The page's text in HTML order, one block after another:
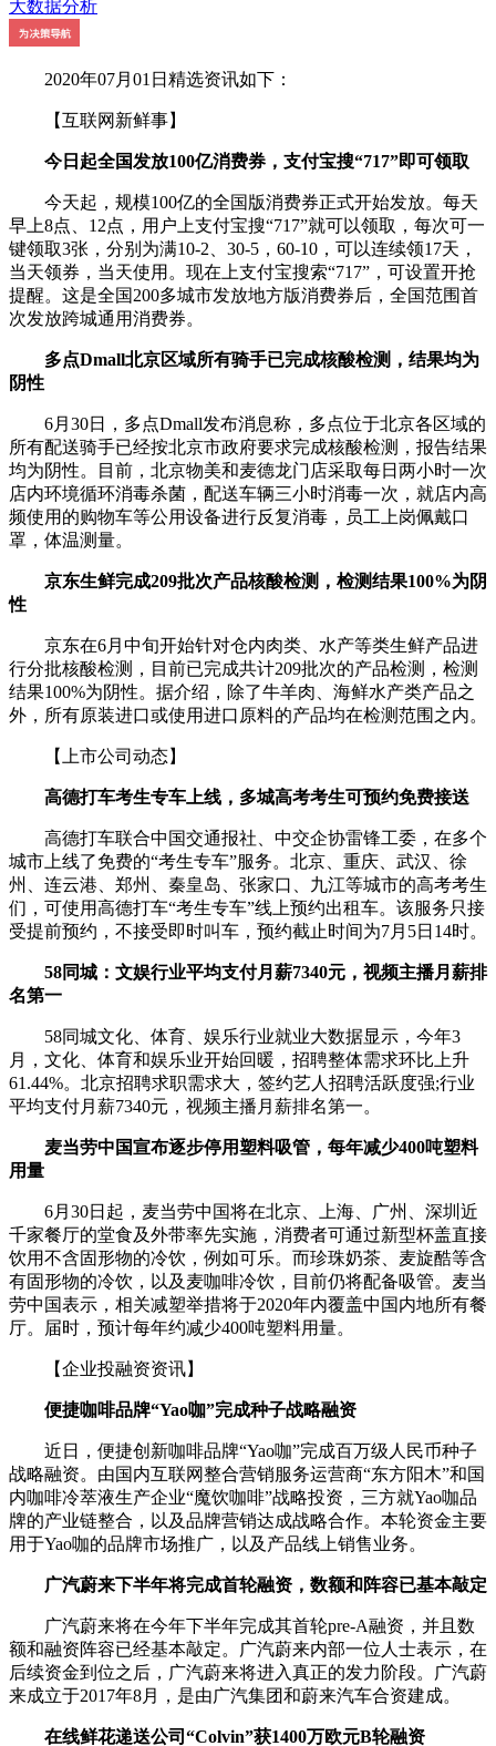
2020年07月01日精选资讯如下：
【互联网新鲜事】
今日起全国发放100亿消费券，支付宝搜“717”即可领取
今天起，规模100亿的全国版消费券正式开始发放。每天
早上8点、12点，用户上支付宝搜“717”就可以领取，每次可一
键领取3张，分别为满10-2、30-5，60-10，可以连续领17天，
当天领券，当天使用。现在上支付宝搜索“717”，可设置开抢
提醒。这是全国200多城市发放地方版消费券后，全国范围首
次发放跨城通用消费券。
多点Dmall北京区域所有骑手已完成核酸检测，结果均为
阴性
6月30日，多点Dmall发布消息称，多点位于北京各区域的
所有配送骑手已经按北京市政府要求完成核酸检测，报告结果
均为阴性。目前，北京物美和麦德龙门店采取每日两小时一次
店内环境循环消毒杀菌，配送车辆三小时消毒一次，就店内高
频使用的购物车等公用设备进行反复消毒，员工上岗佩戴口
罩，体温测量。
京东生鲜完成209批次产品核酸检测，检测结果100%为阴
性
京东在6月中旬开始针对仓内肉类、水产等类生鲜产品进
行分批核酸检测，目前已完成共计209批次的产品检测，检测
结果100%为阴性。据介绍，除了牛羊肉、海鲜水产类产品之
外，所有原装进口或使用进口原料的产品均在检测范围之内。
【上市公司动态】
高德打车考生专车上线，多城高考考生可预约免费接送
高德打车联合中国交通报社、中交企协雷锋工委，在多个
城市上线了免费的“考生专车”服务。北京、重庆、武汉、徐
州、连云港、郑州、秦皇岛、张家口、九江等城市的高考考生
们，可使用高德打车“考生专车”线上预约出租车。该服务只接
受提前预约，不接受即时叫车，预约截止时间为7月5日14时。
58同城：文娱行业平均支付月薪7340元，视频主播月薪排
名第一
58同城文化、体育、娱乐行业就业大数据显示，今年3
月，文化、体育和娱乐业开始回暖，招聘整体需求环比上升
61.44%。北京招聘求职需求大，签约艺人招聘活跃度强;行业
平均支付月薪7340元，视频主播月薪排名第一。
麦当劳中国宣布逐步停用塑料吸管，每年减少400吨塑料
用量
6月30日起，麦当劳中国将在北京、上海、广州、深圳近
千家餐厅的堂食及外带率先实施，消费者可通过新型杯盖直接
饮用不含固形物的冷饮，例如可乐。而珍珠奶茶、麦旋酷等含
有固形物的冷饮，以及麦咖啡冷饮，目前仍将配备吸管。麦当
劳中国表示，相关减塑举措将于2020年内覆盖中国内地所有餐
厅。届时，预计每年约减少400吨塑料用量。
【企业投融资资讯】
便捷咖啡品牌“Yao咖”完成种子战略融资
近日，便捷创新咖啡品牌“Yao咖”完成百万级人民币种子
战略融资。由国内互联网整合营销服务运营商“东方阳木”和国
内咖啡冷萃液生产企业“魔饮咖啡”战略投资，三方就Yao咖品
牌的产业链整合，以及品牌营销达成战略合作。本轮资金主要
用于Yao咖的品牌市场推广，以及产品线上销售业务。
广汽蔚来下半年将完成首轮融资，数额和阵容已基本敲定
广汽蔚来将在今年下半年完成其首轮pre-A融资，并且数
额和融资阵容已经基本敲定。广汽蔚来内部一位人士表示，在
后续资金到位之后，广汽蔚来将进入真正的发力阶段。广汽蔚
来成立于2017年8月，是由广汽集团和蔚来汽车合资建成。
在线鲜花递送公司“Colvin”获1400万欧元B轮融资